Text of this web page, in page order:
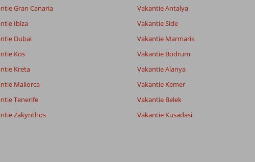
Gran Canaria
Ibiza
Dubai
Kos
Kreta
Mallorca
Tenerife
Zakynthos
Vakantie Antalya
Vakantie Side
Vakantie Marmaris
Vakantie Bodrum
Vakantie Alanya
Vakantie Kemer
Vakantie Belek
Vakantie Kusadasi